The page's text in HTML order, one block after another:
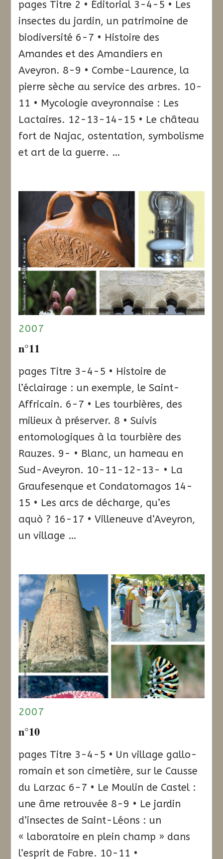
pages Titre 2 • Éditorial 3-4-5 • Les
insectes du jardin, un patrimoine de
biodiversité 6-7 • Histoire des
Amandes et des Amandiers en
Aveyron. 8-9 • Combe-Laurence, la
pierre sèche au service des arbres. 10-
11 • Mycologie aveyronnaise : Les
Lactaires. 12-13-14-15 • Le château
fort de Najac, ostentation, symbolisme
et art de la guerre. …
2007
n°11
pages Titre 3-4-5 • Histoire de
l’éclairage : un exemple, le Saint-
Affricain. 6-7 • Les tourbières, des
milieux à préserver. 8 • Suivis
entomologiques à la tourbière des
Rauzes. 9- • Blanc, un hameau en
Sud-Aveyron. 10-11-12-13- • La
Graufesenque et Condatomagos 14-
15 • Les arcs de décharge, qu’es
aquò ? 16-17 • Villeneuve d’Aveyron,
un village …
2007
n°10
pages Titre 3-4-5 • Un village gallo-
romain et son cimetière, sur le Causse
du Larzac 6-7 • Le Moulin de Castel :
une âme retrouvée 8-9 • Le jardin
d’insectes de Saint-Léons : un
« laboratoire en plein champ » dans
l’esprit de Fabre. 10-11 •